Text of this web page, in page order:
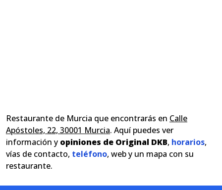
Restaurante de Murcia que encontrarás en Calle
Apóstoles, 22, 30001 Murcia. Aquí puedes ver
información y opiniones de Original DKB, horarios,
vías de contacto, teléfono, web y un mapa con su
restaurante.